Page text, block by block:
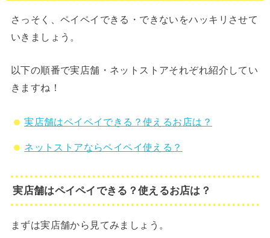
さっそく、ペイペイできる・できないをハッキリさせて
いきましょう。
以下の順番で実店舗・ネットストアそれぞれ紹介してい
きますね！
実店舗はペイペイできる？使えるお店は？
ネットストアならペイペイ使える？
実店舗はペイペイできる？使えるお店は？
まずは実店舗から見てみましょう。